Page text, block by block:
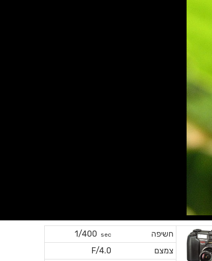
חשיפה sec
1/400
צמצם
F/4.0